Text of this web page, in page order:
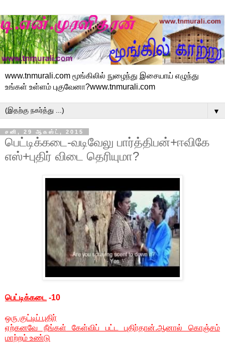
www.tnmurali.com மூங்கிலில் நுழைந்து இசையாய் எழுந்து
உங்கள் உள்ளம் புகுவேனா?www.tnmurali.com
▼
சனி, 29 ஆகஸ்ட், 2015
பெட்டிக்கடை-வடிவேலு பார்த்திபன்+ஈவிகே
எஸ்+புதிர் விடை தெரியுமா?
பெட்டிக்கடை -10
ஒரு குட்டிப் புதிர்
ஏற்கனவே நீங்கள் கேள்விப் பட்ட புதிர்தான்.ஆனால் கொஞ்சம்
மாற்றம் உண்டு